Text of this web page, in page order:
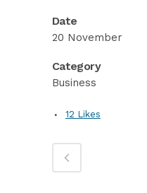
Date
20 November
Category
Business
12 Likes